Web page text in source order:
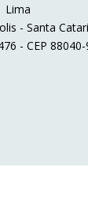
Lima
- Santa
- CEP 88040-